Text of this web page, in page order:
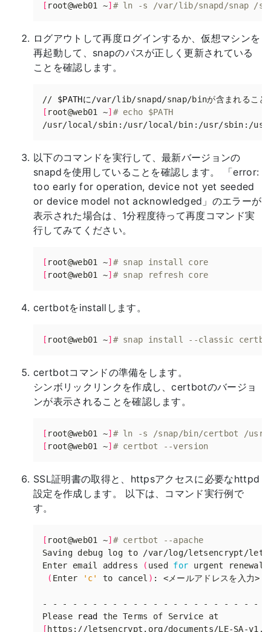
[ root@web01 ~] # ln -s /var/lib/snapd/snap /
ログアウトして再度ログインするか、仮想マシンを
再起動して、snapのパスが正しく更新されている
ことを確認します。
// $PATHに
[ root@web01 ~] # echo $PATH
以下のコマンドを実行して、最新バージョンの
snapdを使用していることを確認します。 「error:
too early for operation, device not yet seeded
or device model not acknowledged」のエラーが
表示された場合は、1分程度待って再度コマンド実
行してみてください。
[ root@web01 ~] # snap install core
[ root@web01 ~] # snap refresh core
certbotをinstallします。
[ root@web01 ~] # snap install --classic
certbotコマンドの準備をします。
シンボリックリンクを作成し、certbotのバージョ
ンが表示されることを確認します。
[ root@web01 ~] # ln -s /snap/bin/certbot /usr/
[ root@web01 ~] # certbot --version
SSL証明書の取得と、httpsアクセスに必要なhttpd
設定を作成します。 以下は、コマンド実行例で
す。
[ root@web01 ~] # certbot --apache
Enter email address ( used for urgent renewal
( Enter 'c' to cancel )
Please read
[ https://letsencrypt.org/documents/LE-SA-v1.2-